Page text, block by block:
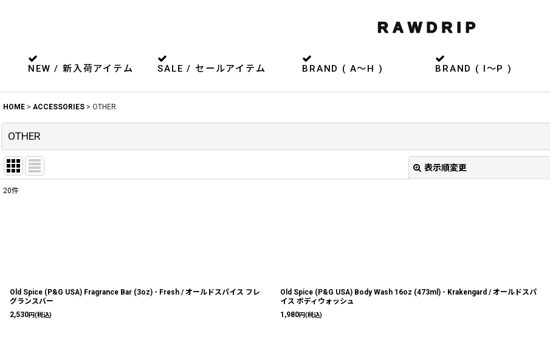
NEW / 新入荷アイテム SALE / セールアイテム BRAND ( A〜H ) BRAND ( I〜P )
HOME > ACCESSORIES > OTHER
OTHER
表示順変更
20件
Old Spice (P&G USA) Fragrance Bar (3oz) - Fresh / オールドスパイス フレ
グランスバー
2,530円(税込)
Old Spice (P&G USA) Body Wash 16oz (473ml) - Krakengard / オールドスパ
イス ボディウォッシュ
1,980円(税込)